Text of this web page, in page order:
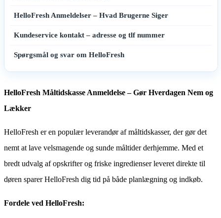
HelloFresh Anmeldelser – Hvad Brugerne Siger
Kundeservice kontakt – adresse og tlf nummer
Spørgsmål og svar om HelloFresh
HelloFresh Måltidskasse Anmeldelse – Gør Hverdagen Nem og
Lækker
HelloFresh er en populær leverandør af måltidskasser, der gør det
nemt at lave velsmagende og sunde måltider derhjemme. Med et
bredt udvalg af opskrifter og friske ingredienser leveret direkte til
døren sparer HelloFresh dig tid på både planlægning og indkøb.
Fordele ved HelloFresh: